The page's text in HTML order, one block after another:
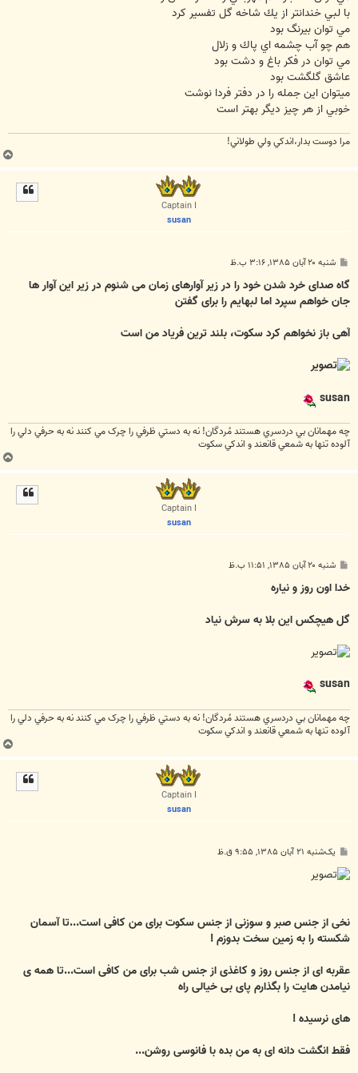
با لبي خندانتر از يك شاخه گل تفسير كرد
مي توان بيرنگ بود
هم چو آب چشمه اي پاك و زلال
مي توان در فكر باغ و دشت بود
عاشق گلگشت بود
ميتوان اين جمله را در دفتر فردا نوشت
خوبي از هر چيز ديگر بهتر است
مرا دوست بدار،اندكي ولي طولاني!
ب
ا
Captain I
susan
پ
ت
شنبه ۲۰ آبان ۱۳۸۵, ۳:۱۶ ب.ظ
گاه صدای خرد شدن خود را در زیر آوارهای زمان می شنوم در زیر این آوار ها
جان خواهم سپرد اما لبهایم را برای گفتن
آهی باز نخواهم کرد سکوت، بلند ترین فریاد من است
susan
چه مهمانان بي دردسري هستند مُردگان! نه به دستي ظرفي را چرک مي کنند نه به حرفي دلي را
آلوده تنها به شمعي قانعند و اندکي سکوت
ب
ا
Captain I
susan
پ
ت
شنبه ۲۰ آبان ۱۳۸۵, ۱۱:۵۱ ب.ظ
خدا اون روز و نیاره
ُگل هیچکس این بلا به سرش نیاد
susan
چه مهمانان بي دردسري هستند مُردگان! نه به دستي ظرفي را چرک مي کنند نه به حرفي دلي را
آلوده تنها به شمعي قانعند و اندکي سکوت
ب
ا
Captain I
susan
پ
ت
یک‌شنبه ۲۱ آبان ۱۳۸۵, ۹:۵۵ ق.ظ
نخی از جنس صبر و سوزنی از جنس سکوت برای من کافی است...تا آسمان
شکسته را به زمین سخت بدوزم !
عقربه ای از جنس روز و کاغذی از جنس شب برای من کافی است...تا همه ی
نیامدن هایت را بگذارم پای بی خیالی راه
های نرسیده !
فقط انگشت دانه ای به من بده با فانوسی روشن...